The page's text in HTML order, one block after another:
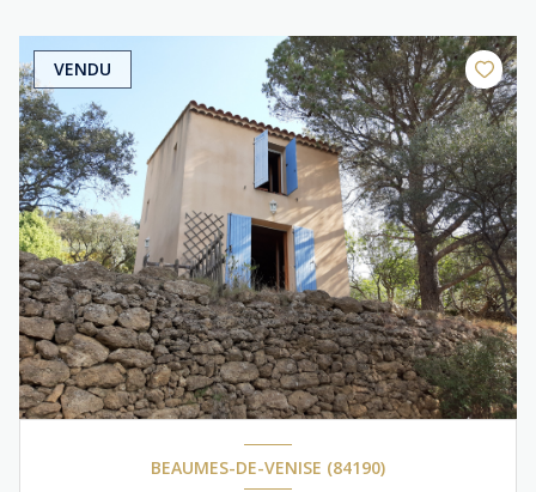
VENDU
BEAUMES-DE-VENISE (84190)